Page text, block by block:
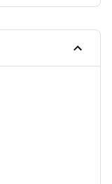
michelin
au